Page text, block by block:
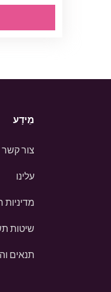
מֵידָע
צור קשר
עלינו
מדיניות
שיטות
תנאים